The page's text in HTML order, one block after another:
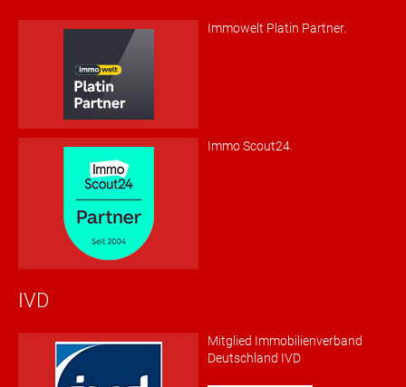
Immowelt Platin Partner.
Immo Scout24.
IVD
Mitglied Immobilienverband
Deutschland IVD